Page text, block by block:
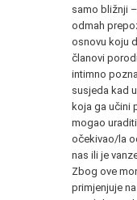
samo bližnji
odmah
osnovu koju
članovi
intimno
susjeda kad
koja ga učini
mogao
očekivao/la
nas ili je
Zbog ove
primjenjuje